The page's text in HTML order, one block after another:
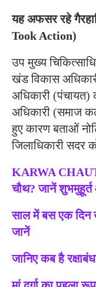
यह अफसर रहे
Took Action)
उप मुख्य
खंड विकास
अधिकारी (पंचायत)
अधिकारी (समाज
हुए कारण बताओं
जिलाधिकारी सदर
KARWA
चौथ? जानें
साल में बस एक दिन
जानें
जानिए कब है